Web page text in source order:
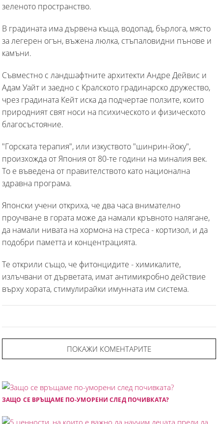
зеленото пространство.
В градината има дървена къща, водопад, бърлога, място
за легерен огън, въжена люлка, стъпаловидни пънове и
камъни.
Съвместно с ландшафтните архитекти Андре Дейвис и
Адам Уайт и заедно с Кралското градинарско дружество,
чрез градината Кейт иска да подчертае ползите, които
природният свят носи на психическото и физическото
благосъстояние.
"Горската терапия", или изкуството "шинрин-йоку",
произхожда от Япония от 80-те години на миналия век.
То е въведена от правителството като национална
здравна програма.
Японски учени откриха, че два часа внимателно
проучване в гората може да намали кръвното налягане,
да намали нивата на хормона на стреса - кортизол, и да
подобри паметта и концентрацията.
Те открили също, че фитонцидите - химикалите,
излъчвани от дърветата, имат антимикробно действие
върху хората, стимулирайки имунната им система.
ПОКАЖИ КОМЕНТАРИТЕ
ЗАЩО СЕ ВРЪЩАМЕ ПО-УМОРЕНИ СЛЕД ПОЧИВКАТА?